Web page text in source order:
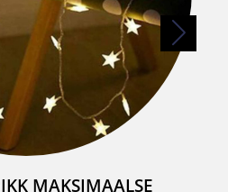
MAKSIMAALSE